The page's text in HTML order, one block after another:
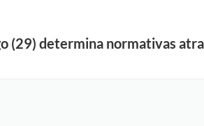
(29) determina normativas